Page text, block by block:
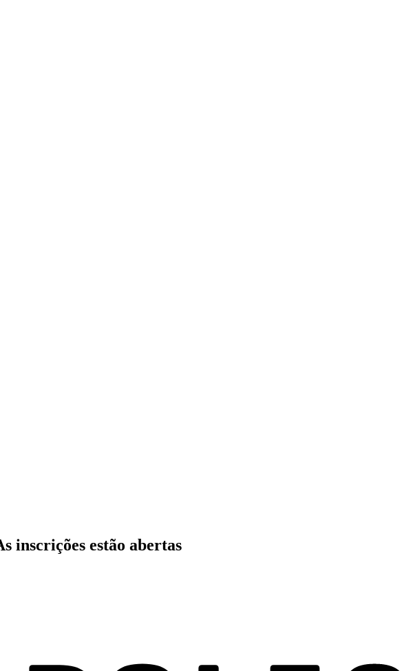
inscrições estão abertas